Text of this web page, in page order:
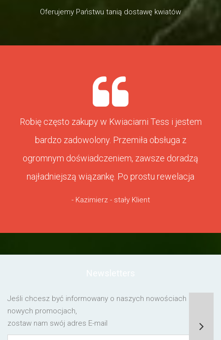
Oferujemy Państwu tanią dostawę kwiatów
Robię często zakupy w Kwiaciarni Tess i jestem
bardzo zadowolony. Przemiła obsługa z
ogromnym doświadczeniem, zawsze doradzą
najładniejszą wiązankę. Po prostu rewelacja
- Kazimierz - stały Klient
Jeśli chcesz być informowany o naszych nowościach lub o
nowych promocjach,
zostaw nam swój adres E-mail